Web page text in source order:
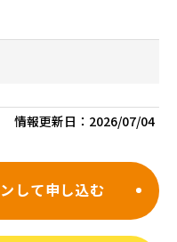
情報更新日： 2026/07/04
して申し込む